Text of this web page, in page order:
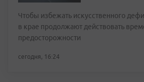
Чтобы избежать искусственного
в крае продолжают действовать
предосторожности
сегодня, 16:24